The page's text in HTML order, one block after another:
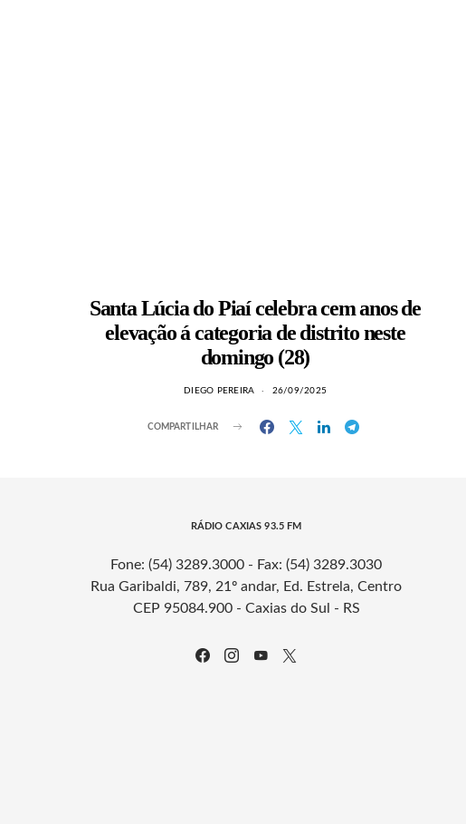
Santa Lúcia do Piaí celebra cem anos de
elevação á categoria de distrito neste
domingo (28)
DIEGO PEREIRA 26/09/2025
COMPARTILHAR
RÁDIO CAXIAS 93.5 FM
Fone: (54) 3289.3000 - Fax: (54) 3289.3030
Rua Garibaldi, 789, 21º andar, Ed. Estrela, Centro
CEP 95084.900 - Caxias do Sul - RS